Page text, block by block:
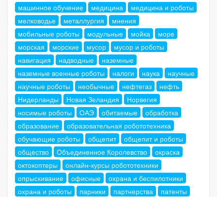
машинное обучение
медицина
медицина и роботы
мелководье
металлургия
мнения
мобильные роботы
модульные мойка
море
морская
морские мусор
мусор и роботы
навигация
надводные
наземные
наземные военные роботы
налоги наука
научные
научные роботы
необычные нефтегаз
нефть
Нидерланды
Новая Зеландия
Норвегия
носимые роботы
ОАЭ обитаемые
обработка
образование
образовательная робототехника
обучающие роботы
общепит
общепит и роботы
общество
Объединенное Королевство
окраска
октокоптеры
онлайн-курсы робототехники
опрыскивание
офисные
охрана и беспилотники
охрана и роботы
парники партнерства
патенты